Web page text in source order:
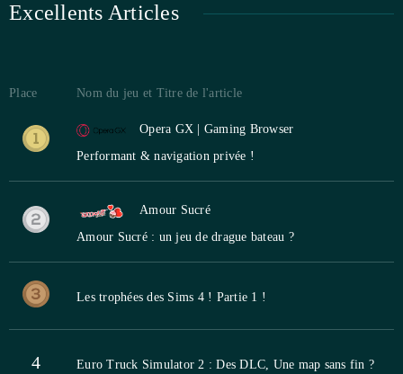
Excellents Articles
Place Nom du jeu et Titre de l'article
Opera GX | Gaming Browser
Performant & navigation privée !
Amour Sucré
Amour Sucré : un jeu de drague bateau ?
Les trophées des Sims 4 ! Partie 1 !
4 Euro Truck Simulator 2 : Des DLC, Une map sans fin ?